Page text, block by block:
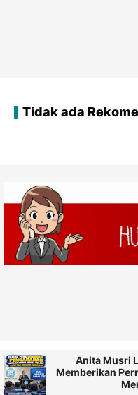
Tidak ada
Anita Musri
Memberikan